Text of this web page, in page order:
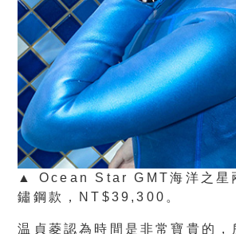
▲ Ocean Star GMT海洋之星
鏽鋼款，NT$39,300。
温貞菱認為時間是非常寶貴的，